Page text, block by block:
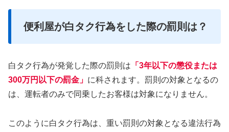
便利屋が白タク行為をした際の罰則は？
白タク行為が発覚した際の罰則は 「3年以下の懲役または
300万円以下の罰金」 に科されます。罰則の対象となるの
は、運転者のみで同乗したお客様は対象になりません。
このように白タク行為は、重い罰則の対象となる違法行為